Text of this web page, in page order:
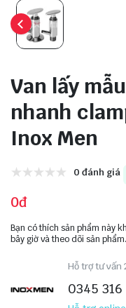
Van lấy
nhanh
Inox Men
0 đánh giá
0đ
Bạn có thích sản phẩm này
bây giờ và theo dõi sản phẩm.
Hỗ trợ tư vấn
0345 316